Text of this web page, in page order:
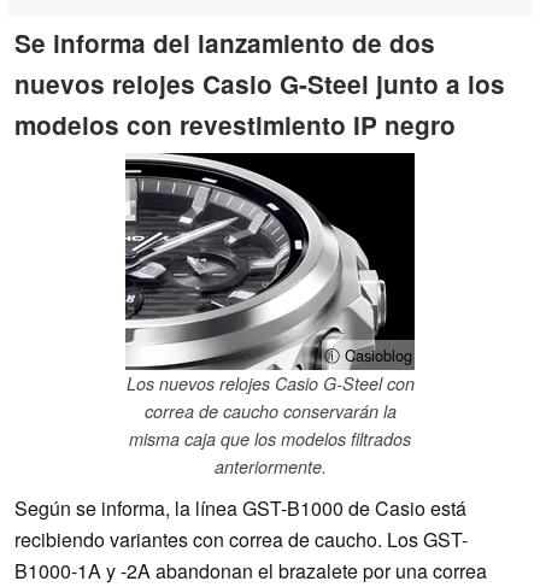
Se informa del lanzamiento de dos
nuevos relojes Casio G-Steel junto a los
modelos con revestimiento IP negro
ⓘ Casioblog
Los nuevos relojes Casio G-Steel con
correa de caucho conservarán la
misma caja que los modelos filtrados
anteriormente.
Según se informa, la línea GST-B1000 de Casio está
recibiendo variantes con correa de caucho. Los GST-
B1000-1A y -2A abandonan el brazalete por una correa